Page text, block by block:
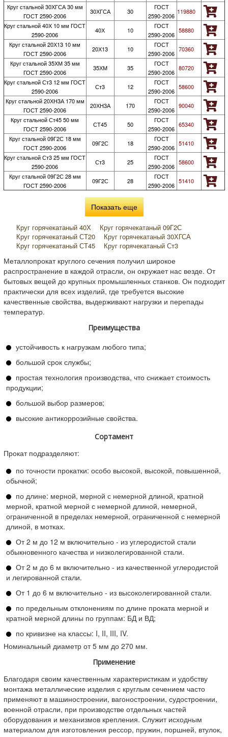
Круг стальной 30ХГСА 30 мм
ГОСТ 2590-2006
30ХГСА 30
ГОСТ
2590-2006
119880
Круг стальной 40Х 10 мм ГОСТ
2590-2006
40Х 10
ГОСТ
2590-2006
58880
Круг стальной 20Х13 10 мм
ГОСТ 2590-2006
20Х13 10
ГОСТ
2590-2006
70360
Круг стальной 35ХМ 35 мм
ГОСТ 2590-2006
35ХМ 35
ГОСТ
2590-2006
80720
Круг стальной Ст3 12 мм ГОСТ
2590-2006
Ст3 12
ГОСТ
2590-2006
58600
Круг стальной 20ХН3А 170 мм
ГОСТ 2590-2006
20ХН3А 170
ГОСТ
2590-2006
90040
Круг стальной Ст45 50 мм
ГОСТ 2590-2006
СТ45 50
ГОСТ
2590-2006
65340
Круг стальной 09Г2С 18 мм
ГОСТ 2590-2006
09Г2С 18
ГОСТ
2590-2006
51410
Круг стальной Ст3 25 мм ГОСТ
2590-2006
Ст3 25
ГОСТ
2590-2006
58600
Круг стальной 09Г2С 28 мм
ГОСТ 2590-2006
09Г2С 28
ГОСТ
2590-2006
51410
Показать еще
Круг горячекатаный 40Х
Круг горячекатаный 09Г2С
Круг горячекатаный СТ20
Круг горячекатаный 30ХГСА
Круг горячекатаный СТ45
Круг горячекатаный Ст3
Круг горячекатаный 12Х13
Круг горячекатаный 20Х13
Круг горячекатаный 20ХН3А
Круг горячекатаный 40Х13
Круг горячекатаный А240
Круг горячекатаный Ст3сп5
Круг горячекатаный У8А
Круг горячекатаный Х12
Круг горячекатаный 14Х17Н2
Круг горячекатаный Р6М5
Круг горячекатаный Х12МФ
Круг горячекатаный 12 мм
Круг горячекатаный 18 мм
Круг горячекатаный 20 мм
Круг горячекатаный 36 мм
Круг горячекатаный 40 мм
Круг горячекатаный 70 мм
Круг горячекатаный 100 мм
Круг горячекатаный 120 мм
Круг горячекатаный 140 мм
Круг горячекатаный 25 мм
Круг горячекатаный 10 мм
Круг горячекатаный 300 мм
Металлопрокат круглого сечения получил широкое
распространение в каждой отрасли, он окружает нас везде. От
бытовых вещей до крупных промышленных станков. Он подходит
практически для всех изделий, где требуется высокие
качественные свойства, выдерживают нагрузки и перепады
температур.
Преимущества
устойчивость к нагрузкам любого типа;
большой срок службы;
простая технология производства, что снижает стоимость
продукции;
большой выбор размеров;
высокие антикоррозийные свойства.
Сортамент
Прокат подразделяют:
по точности прокатки: особо высокой, высокой, повышенной,
обычной;
по длине: мерной, мерной с немерной длиной, кратной
мерной, кратной мерной с немерной длиной, немерной,
ограниченной в пределах немерной, ограниченной с немерной
длиной, в мотках.
От 2 м до 12 м включительно - из углеродистой стали
обыкновенного качества и низколегированной стали.
От 2 м до 6 м включительно - из качественной углеродистой
и легированной стали.
От 1 до 6 м включительно - из высоколегированной стали.
по предельным отклонениям по длине проката мерной и
кратной мерной длины по группам: БД и ВД;
по кривизне на классы: I, II, III, IV.
Номинальный диаметр от 5 мм до 270 мм.
Применение
Благодаря своим качественным характеристикам и удобству
монтажа металлические изделия с круглым сечением часто
применяют в машиностроении, вагоностроении, судостроении,
военной отрасли, при производстве отдельных частей
оборудования и механизмов крепления. Служит исходным
материалом для изготовления рессор, пружин, поршней, втулок,